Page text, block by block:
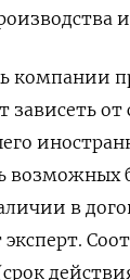
компании
зависеть
возможных
в